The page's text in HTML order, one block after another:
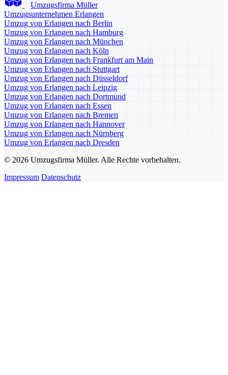
Umzugsfirma Müller
Umzugsunternehmen Erlangen
Umzug von Erlangen nach Berlin
Umzug von Erlangen nach Hamburg
Umzug von Erlangen nach München
Umzug von Erlangen nach Köln
Umzug von Erlangen nach Frankfurt am Main
Umzug von Erlangen nach Stuttgart
Umzug von Erlangen nach Düsseldorf
Umzug von Erlangen nach Leipzig
Umzug von Erlangen nach Dortmund
Umzug von Erlangen nach Essen
Umzug von Erlangen nach Bremen
Umzug von Erlangen nach Hannover
Umzug von Erlangen nach Nürnberg
Umzug von Erlangen nach Dresden
© 2026 Umzugsfirma Müller. Alle Rechte vorbehalten.
Impressum Datenschutz